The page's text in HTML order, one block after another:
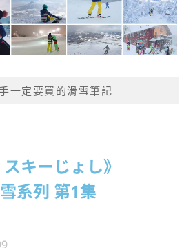
一定要買的滑雪筆記